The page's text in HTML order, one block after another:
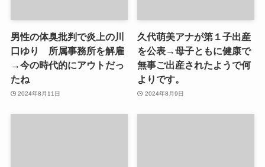
男性の体臭批判で炎上の川
口ゆり 所属事務所を解雇
→今の時代的にアウトだっ
たね
2024年8月11日
久代萌美アナが第１子出産
を公表→母子ともに健康で
無事ご出産されたようで何
よりです。
2024年8月9日